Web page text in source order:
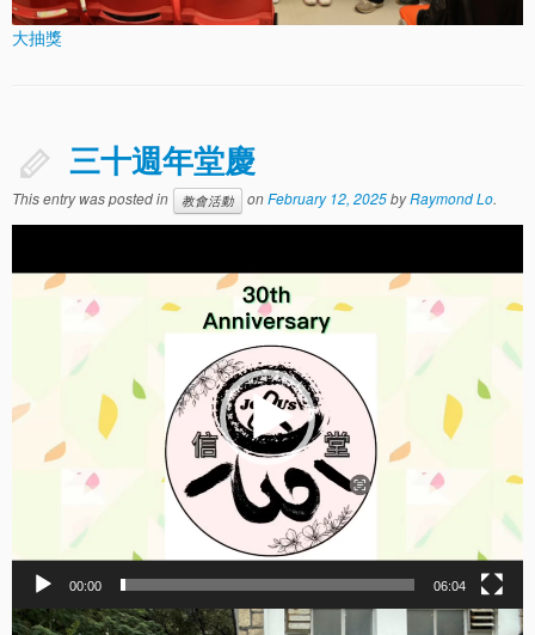
大抽獎
三十週年堂慶
This entry was posted in 教會活動 onFebruary 12, 2025byRaymond Lo.
00:00 06:04